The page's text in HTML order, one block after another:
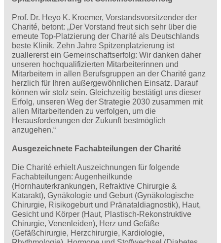
Prof. Dr. Heyo K. Kroemer, Vorstandsvorsitzender der
Charité, betont: „Der Vorstand freut sich sehr über die
erneute Top-Platzierung der Charité als Deutschlands
beste Klinik. Zehn Jahre Spitzenplatzierung ist
zuallererst ein Gemeinschaftserfolg: Wir danken daher
unseren hochqualifizierten Mitarbeiterinnen und
Mitarbeitern in allen Berufsgruppen an der Charité ganz
herzlich für Ihren außergewöhnlichen Einsatz. Darauf
können wir stolz sein. Gleichzeitig bestätigt uns dieser
Erfolg, unseren Weg der Strategie 2030 zusammen mit
allen Mitarbeitenden zu verfolgen, um die
Herausforderungen der Zukunft bestmöglich
anzugehen.“
Ausgezeichnete Fachabteilungen der Charité
Die Charité erhielt Auszeichnungen für folgende
Fachabteilungen: Augenheilkunde
(Hornhauterkrankungen, Refraktive Chirurgie &
Katarakt), Gynäkologie und Geburt (Gynäkologische
Chirurgie, Risikogeburt und Pränataldiagnostik), Haut,
Gesicht und Körper (Haut, Plastisch-Rekonstruktive
Chirurgie, Venenleiden), Herz und Gefäße
(Gefäßchirurgie, Herzchirurgie, Kardiologie,